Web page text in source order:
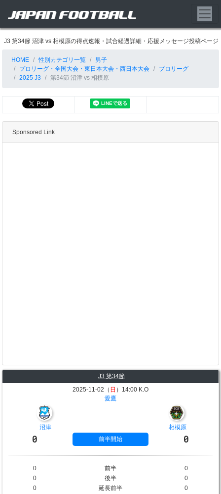
J3 第34節 沼津 vs 相模原の得点速報・試合経過詳細・応援メッセージ投稿ページ
HOME 性別カテゴリ一覧
男子
プロリーグ・全国大会・東日本大会・西日本大会
プロリーグ
2025 J3
第34節 沼津 vs 相模原
Sponsored Link
J3 第34節
2025-11-02（ 日 ）14:00 K.O
愛鷹
沼津 相模原
0 前半開始 0
0 前半
0
0
後半
0
0
延長前半
0